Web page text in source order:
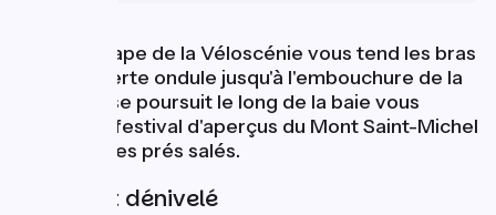
L'ultime étape de la Véloscénie vous tend les bras
! La voie verte ondule jusqu'à l'embouchure de la
Sélune et se poursuit le long de la baie vous
offrant un festival d'aperçus du Mont Saint-Michel
au milieu des prés salés.
Pentes et dénivelé